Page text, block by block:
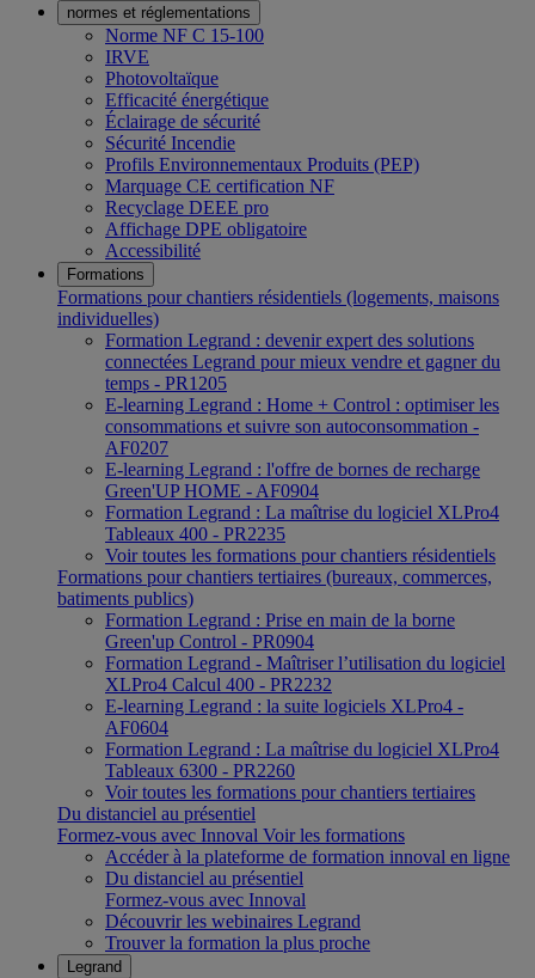
normes et réglementations
Norme NF C 15-100
IRVE
Photovoltaïque
Efficacité énergétique
Éclairage de sécurité
Sécurité Incendie
Profils Environnementaux Produits (PEP)
Marquage CE certification NF
Recyclage DEEE pro
Affichage DPE obligatoire
Accessibilité
Formations
Formations pour chantiers résidentiels (logements, maisons
individuelles)
Formation Legrand : devenir expert des solutions
connectées Legrand pour mieux vendre et gagner du
temps - PR1205
E-learning Legrand : Home + Control : optimiser les
consommations et suivre son autoconsommation -
AF0207
E-learning Legrand : l'offre de bornes de recharge
Green'UP HOME - AF0904
Formation Legrand : La maîtrise du logiciel XLPro4
Tableaux 400 - PR2235
Voir toutes les formations pour chantiers résidentiels
Formations pour chantiers tertiaires (bureaux, commerces,
batiments publics)
Formation Legrand : Prise en main de la borne
Green'up Control - PR0904
Formation Legrand - Maîtriser l’utilisation du logiciel
XLPro4 Calcul 400 - PR2232
E-learning Legrand : la suite logiciels XLPro4 -
AF0604
Formation Legrand : La maîtrise du logiciel XLPro4
Tableaux 6300 - PR2260
Voir toutes les formations pour chantiers tertiaires
Du distanciel au présentiel
Formez-vous avec Innoval Voir les formations
Accéder à la plateforme de formation innoval en ligne
Du distanciel au présentiel
Formez-vous avec Innoval
Découvrir les webinaires Legrand
Trouver la formation la plus proche
Legrand